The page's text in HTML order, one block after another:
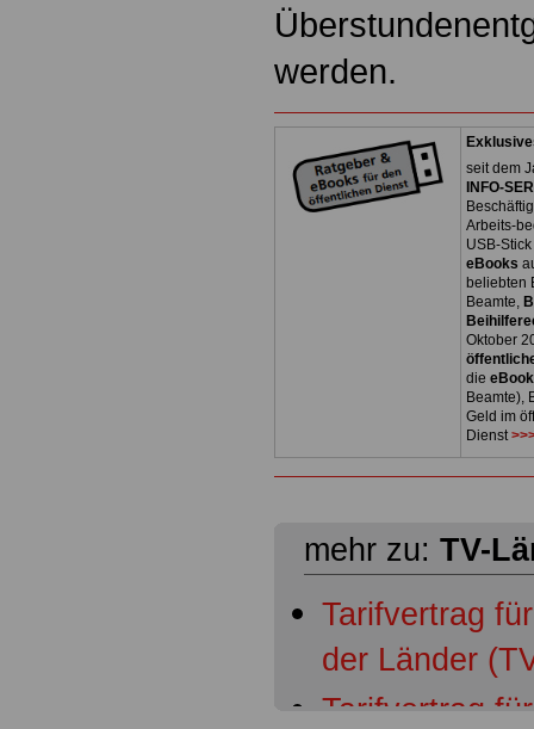
werden.
seit dem
INFO-
Arbeits-
USB-
eBooks
beliebten
Beamte,
Oktober
die
Beamte),
Geld im
Dienst
mehr zu: TV-
Tarifvertrag
der Länder
Tarifvertrag